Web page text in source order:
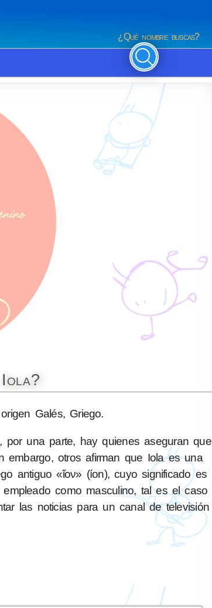
¿Qué nombre buscas?
Galés, Griego.
por una parte, hay quienes aseguran que
embargo, otros afirman que Iola es una
antiguo «ἴον» (íon), cuyo significado es
como masculino, tal es el caso
las noticias para un canal de televisión